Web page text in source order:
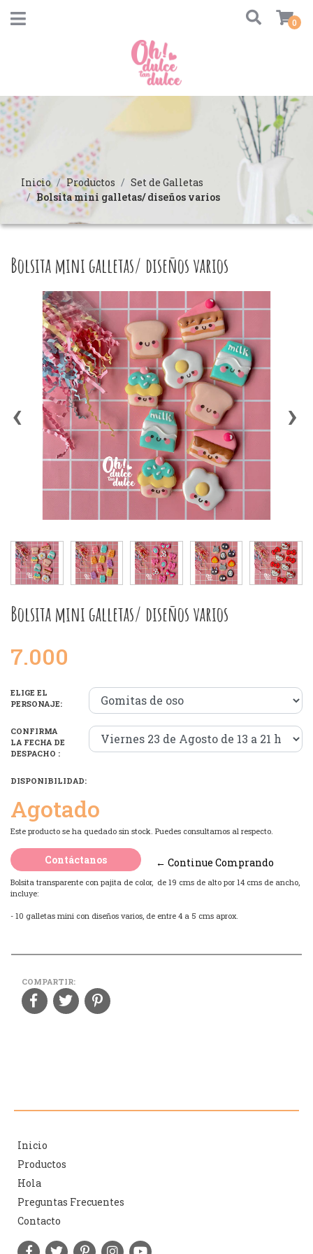
0
Inicio Productos
Set de Galletas
Bolsita mini galletas/ diseños varios
Bolsita mini galletas/ diseños varios
‹ ›
Bolsita mini galletas/ diseños varios
7.000
ELIGE EL
PERSONAJE:
CONFIRMA
LA FECHA DE
DESPACHO :
DISPONIBILIDAD:
Agotado
Este producto se ha quedado sin stock. Puedes consultarnos al respecto.
Contáctanos ← Continue Comprando
Bolsita transparente con pajita de color, de 19 cms de alto por 14 cms de ancho,
incluye:
- 10 galletas mini con diseños varios, de entre 4 a 5 cms aprox.
COMPARTIR:
Inicio
Productos
Hola
Preguntas Frecuentes
Contacto